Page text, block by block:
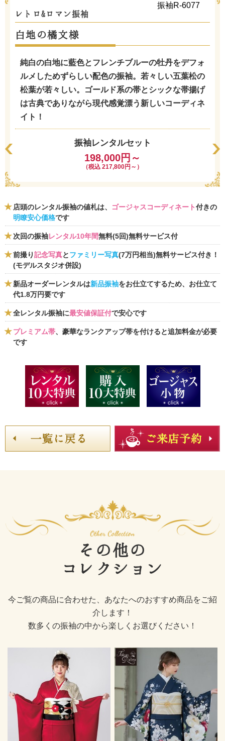
振袖R-6077
レトロ&ロマン振袖
白地の橘文様
純白の白地に藍色とフレンチブルーの牡丹をデフォ
ルメしためずらしい配色の振袖。若々しい五葉松の
松葉が若々しい。ゴールド系の帯とシックな帯揚げ
は古典でありながら現代感覚漂う新しいコーディネ
イト！
振袖レンタルセット
198,000円～
（税込 217,800円～）
店頭のレンタル振袖の値札は、 ゴージャスコーディネート付きの
明瞭安心価格です
次回の振袖レンタル10年間無料(5回)無料サービス付
前撮り記念写真とファミリー写真(7万円相当)無料サービス付き！
(モデルスタジオ併設)
新品オーダーレンタルは新品振袖をお仕立てするため、お仕立て
代1.8万円要です
全レンタル振袖に最安値保証付で安心です
プレミアム帯、豪華なランクアップ帯を付けると追加料金が必要
です
その他の
コレクション
今ご覧の商品に合わせた、あなたへのおすすめ商品をご紹
介します！
数多くの振袖の中から楽しくお選びください！